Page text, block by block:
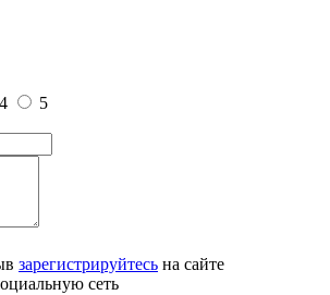
4
5
зарегистрируйтесь на сайте
сеть